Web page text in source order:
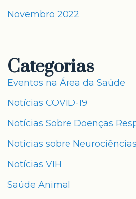
Novembro 2022
Categorias
Eventos na Área da Saúde
Notícias COVID-19
Notícias Sobre Doenças
Notícias sobre Neurociências
Notícias VIH
Saúde Animal